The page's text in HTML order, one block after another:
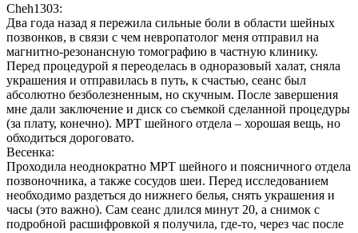
Cheh1303:
Два года назад я пережила сильные боли в области шейных
позвонков, в связи с чем невропатолог меня отправил на
магнитно-резонансную томографию в частную клинику.
Перед процедурой я переоделась в одноразовый халат, сняла
украшения и отправилась в путь, к счастью, сеанс был
абсолютно безболезненным, но скучным. После завершения
мне дали заключение и диск со съемкой сделанной процедуры
(за плату, конечно). МРТ шейного отдела – хорошая вещь, но
обходиться дороговато.
Весенка:
Проходила неоднократно МРТ шейного и поясничного отдела
позвоночника, а также сосудов шеи. Перед исследованием
необходимо раздеться до нижнего белья, снять украшения и
часы (это важно). Сам сеанс длился минут 20, а снимок с
подробной расшифровкой я получила, где-то, через час после